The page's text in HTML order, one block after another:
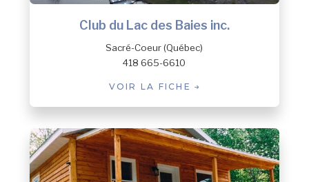
Club du Lac des Baies inc.
Sacré-Coeur (Québec)
418 665-6610
VOIR LA FICHE